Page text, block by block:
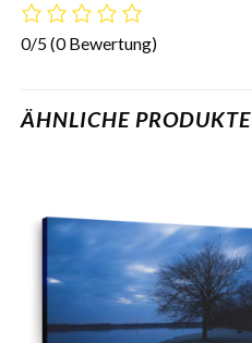
0/5(0 Bewertung)
ÄHNLICHE PRODUKTE